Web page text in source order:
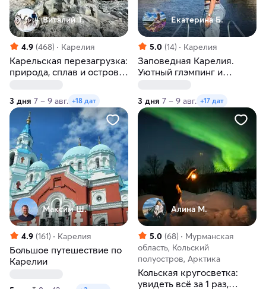
Виталий Т.
4.9 (468) Карелия
Карельская перезагрузка:
природа, сплав и остров
3 дня 7 – 9 авг. +18 дат
Екатерина Б.
5.0 (14) Карелия
Заповедная Карелия.
Уютный глэмпинг и
3 дня 7 – 9 авг. +17 дат
Максим Ш.
4.9 (161) Карелия
Большое путешествие по
Карелии
Алина М.
5.0 (68)
Мурманская
область, Кольский
полуостров, Арктика
Кольская кругосветка:
увидеть всё за 1 раз,